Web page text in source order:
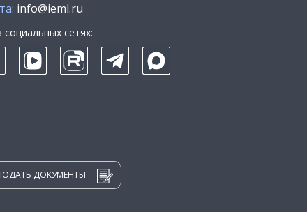
info@ieml.ru
сетях:
ДОКУМЕНТЫ